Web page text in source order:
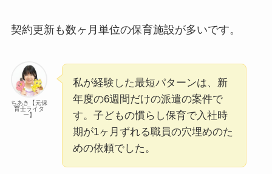
契約更新も数ヶ月単位の保育施設が多いです。
ちあき【元保
育士ライタ
ー】
私が経験した最短パターンは、新
年度の6週間だけの派遣の案件で
す。子どもの慣らし保育で入社時
期が1ヶ月ずれる職員の穴埋めのた
めの依頼でした。